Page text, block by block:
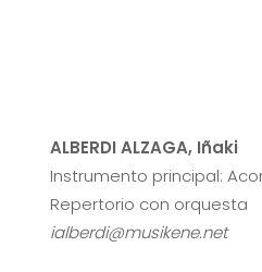
ALBERDI ALZAGA, Iñaki
Instrumento principal:
Repertorio con orquesta
ialberdi@musikene.net